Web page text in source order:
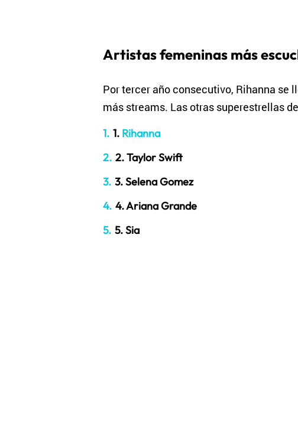
Artistas femeninas más
Por tercer año consecutivo, Rihanna se
más streams. Las otras superestrellas
1. Rihanna
2. Taylor Swift
3. Selena Gomez
4. Ariana Grande
5. Sia